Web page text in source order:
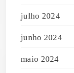
julho 2024
junho 2024
maio 2024